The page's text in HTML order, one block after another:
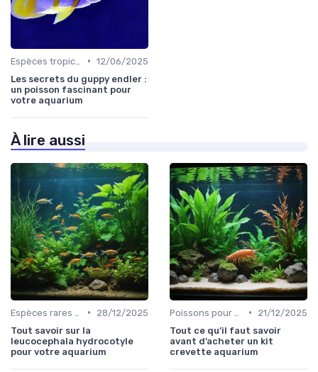
• 12/06/2025
Les secrets du guppy endler :
un poisson fascinant pour
votre aquarium
À lire aussi
•
28/12/2025
Tout savoir sur la
leucocephala hydrocotyle
pour votre aquarium
•
21/12/2025
Tout ce qu’il faut savoir
avant d’acheter un kit
crevette aquarium